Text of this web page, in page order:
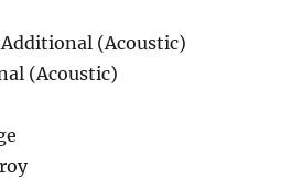
(Acoustic)
(Acoustic)